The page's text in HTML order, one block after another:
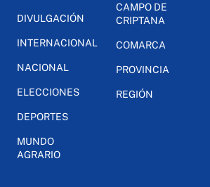
DIVULGACIÓN
INTERNACIONAL
NACIONAL
ELECCIONES
DEPORTES
MUNDO
AGRARIO
CAMPO DE
CRIPTANA
COMARCA
PROVINCIA
REGIÓN